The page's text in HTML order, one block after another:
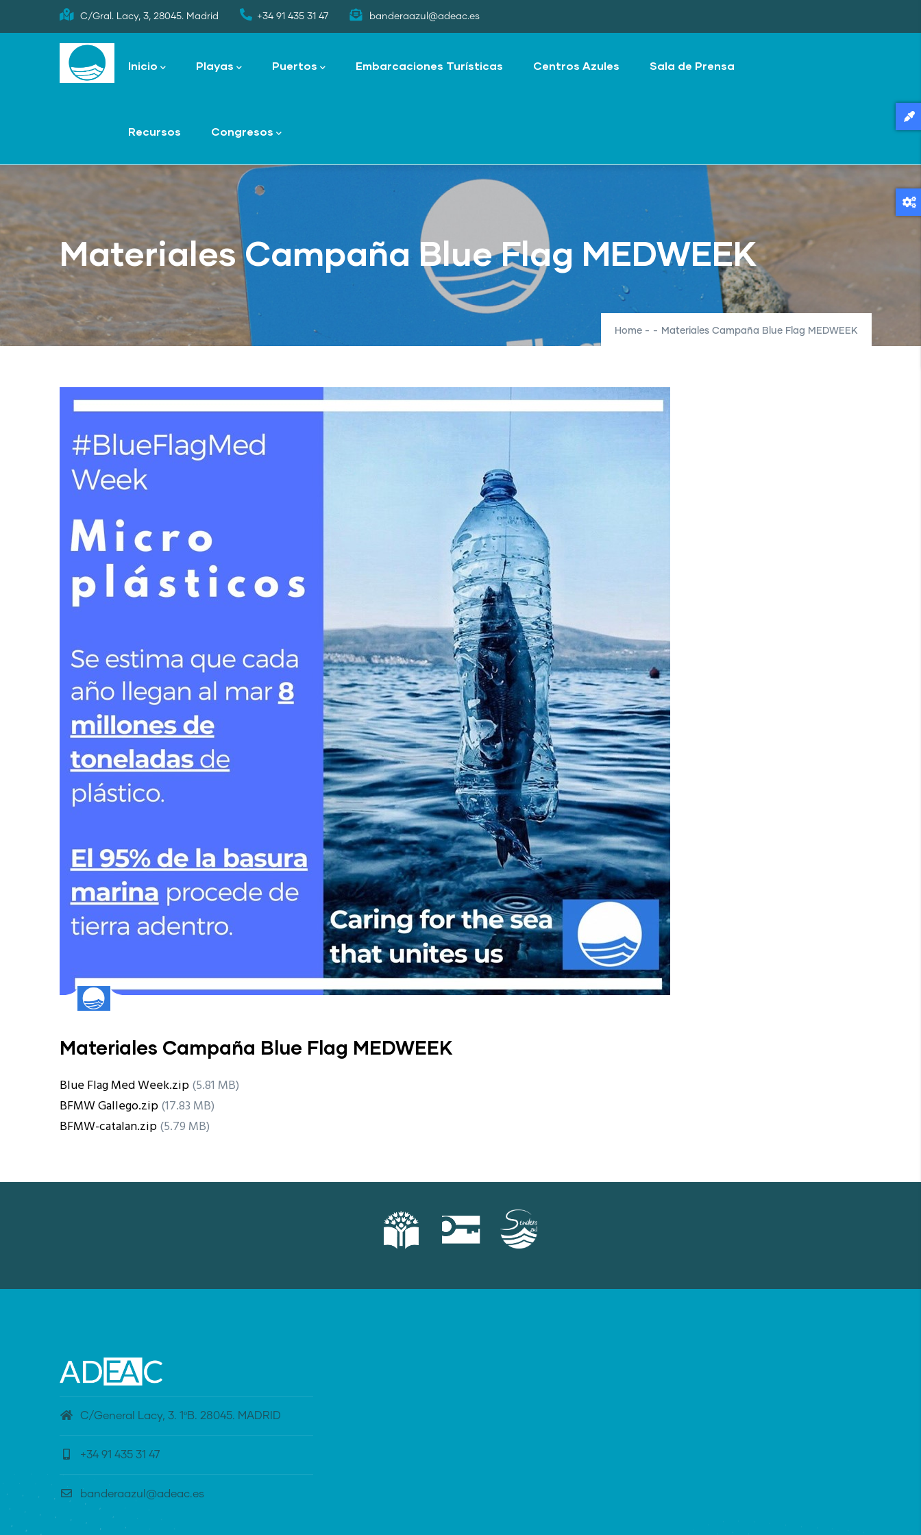
to
C/Gral. Lacy, 3, 28045. Madrid +34 91 435 31 47 banderaazul@adeac.es
navigation
Inicio Playas Puertos Embarcaciones Turísticas Centros Azules Sala de Prensa
Recursos Congresos
Materiales Campaña Blue Flag MEDWEEK
Home - - Materiales Campaña Blue Flag MEDWEEK
Materiales Campaña Blue Flag MEDWEEK
Blue Flag Med Week.zip(5.81 MB)
BFMW Gallego.zip(17.83 MB)
BFMW-catalan.zip(5.79 MB)
C/General Lacy, 3. 1ºB. 28045. MADRID
+34 91 435 31 47
banderaazul@adeac.es